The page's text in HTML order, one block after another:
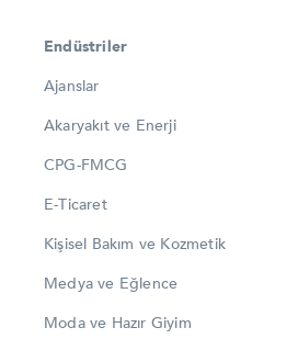
Endüstriler
Ajanslar
Akaryakıt ve Enerji
CPG-FMCG
E-Ticaret
Kişisel Bakım ve Kozmetik
Medya ve Eğlence
Moda ve Hazır Giyim